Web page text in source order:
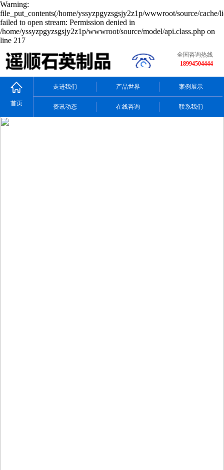
Warning:
file_put_contents(/home/yssyzpgyzsgsjy2z1p/wwwroot/source/cache/
failed to open stream: Permission denied in
/home/yssyzpgyzsgsjy2z1p/wwwroot/source/model/api.class.php on
line 217
全国咨询热线
18994504444
首页
走进我们 产品世界 案例展示
资讯动态 在线咨询 联系我们